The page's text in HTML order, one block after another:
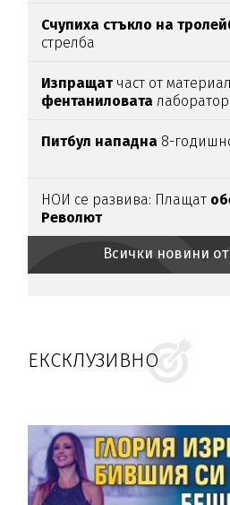
Счупиха стъкло на
стрелба
Изпращатчаст от
фентаниловата
Питбул нападна 8-
НОИ се развива: Плащат
Револют
Всички новини от
ЕКСКЛУЗИВНО